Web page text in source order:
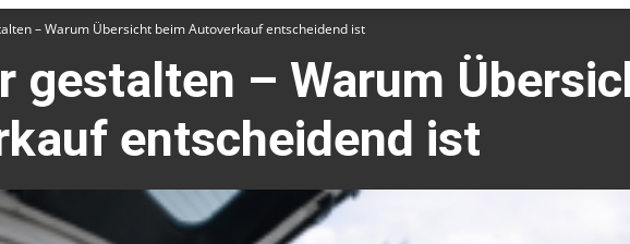
– Warum Übersicht beim Autoverkauf entscheidend ist
gestalten – Warum
entscheidend ist